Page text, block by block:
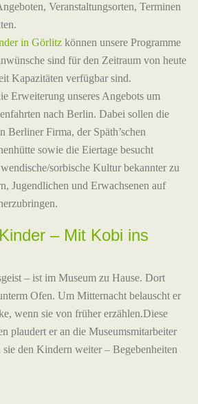
Veranstaltungsorten, Terminen
in Görlitz können unsere Programme
sind für den Zeitraum von heute
Kapazitäten verfügbar sind.
Erweiterung unseres Angebots um
nach Berlin. Dabei sollen die
Berliner Firma, der Späth’schen
sowie die Eiertage besucht
sorbische Kultur bekannter zu
Jugendlichen und Erwachsenen auf
– Mit Kobi ins
– ist im Museum zu Hause. Dort
Ofen. Um Mitternacht belauscht er
wenn sie von früher erzählen.Diese
plaudert er an die Museumsmitarbeiter
sie den Kindern weiter – Begebenheiten